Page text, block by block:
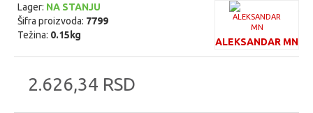
2.626,34 RSD
Lager: NA STANJU
Šifra proizvoda: 7799
Težina: 0.15kg
ALEKSANDAR MN